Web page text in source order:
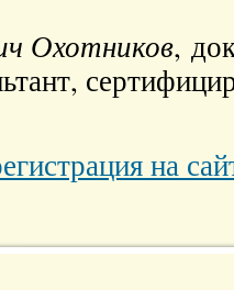
Охотников,
на